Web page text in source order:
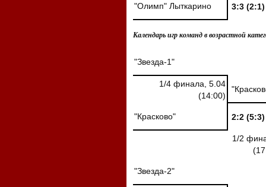
"Олимп" Лыткарино 3:3 (2:1)
Календарь игр команд в возрастной
"Звезда-1"
1/4 финала, 5.04
(14:00)
"Красково" 2:2 (5:3)
1/2
"Звезда-2"